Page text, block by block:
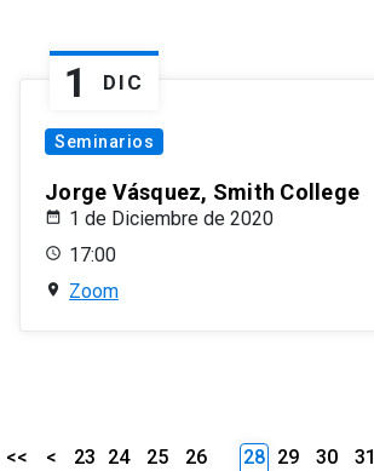
1 DIC
Seminarios
Jorge Vásquez, Smith College
1 de Diciembre de 2020
17:00
Zoom
<< < 23 24 25
26
28 29 30
31